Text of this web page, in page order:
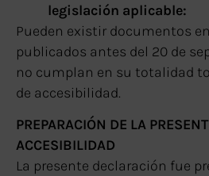
legislación aplicable:
Pueden existir documentos
publicados antes del 20 de
no cumplan en su totalidad
de accesibilidad.
PREPARACIÓN DE LA
ACCESIBILIDAD
La presente declaración fue